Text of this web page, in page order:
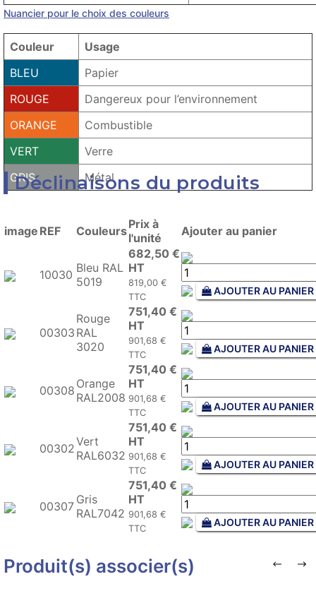
Nuancier pour le choix des couleurs
Couleur
Usage
BLEU
Papier
ROUGE
Dangereux pour l’environnement
ORANGE
Combustible
VERT
Verre
GRIS
Métal
Déclinaisons du produits
image REF CouleursPrix à
l'unité
Ajouter au panier
10030 Bleu RAL
5019
682,50 €
HT
819,00 €
TTC
AJOUTER AU PANIER
00303
Rouge
RAL
3020
751,40 €
HT
901,68 €
TTC
AJOUTER AU PANIER
00308 Orange
RAL2008
751,40 €
HT
901,68 €
TTC
AJOUTER AU PANIER
00302Vert
RAL6032
751,40 €
HT
901,68 €
TTC
AJOUTER AU PANIER
00307 Gris
RAL7042
751,40 €
HT
901,68 €
TTC
AJOUTER AU PANIER
Produit(s) associer(s)